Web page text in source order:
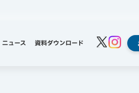
ニュース 資料ダウンロード